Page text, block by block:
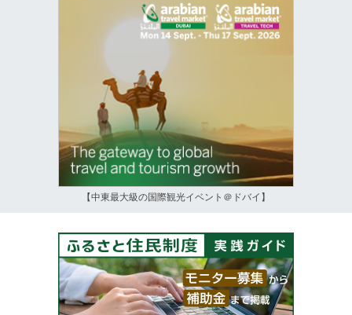
【中東最大級の国際観光イベント＠ドバイ】